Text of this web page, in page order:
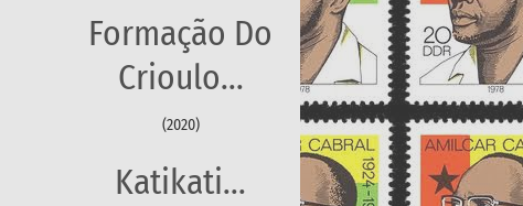
Formação Do
Crioulo...
(2020)
Katikati...